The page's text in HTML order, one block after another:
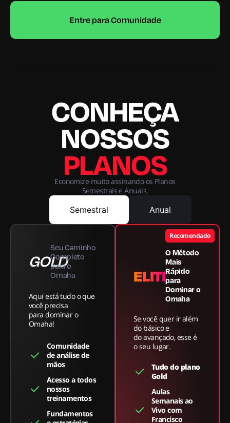
Entre para Comunidade
CONHEÇA
NOSSOS
PLANOS
Economize muito assinando os Planos
Semestrais e Anuais.
Semestral Anual
GOLD
Seu Caminho
Completo
para o
Omaha
Aqui está tudo o que
você precisa
para dominar o
Omaha!
Comunidade
de análise de
mãos
Acesso a todos
nossos
treinamentos
Fundamentos
Recomendado
ELITE
O Método
Mais
Rápido
para
Dominar o
Omaha
Se você quer ir além
do básico e
do avançado, esse é
o seu lugar.
Tudo do plano
Gold
Aulas
Semanais ao
Vivo com
Francisco